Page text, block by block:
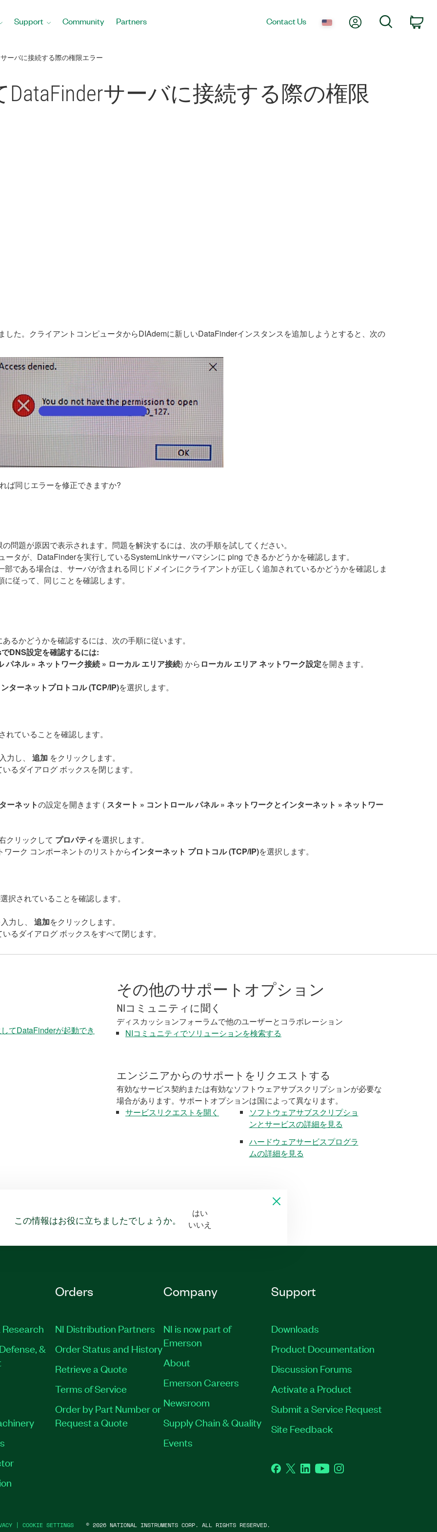
Support Community Partners Contact Us My AccountSearch
ーバに接続する際の権限エラー
DataFinderサーバに接続する際の権限
た。クライアントコンピュータからDIAdemに新しいDataFinderインスタンスを追加しようとすると、次の
ば同じエラーを修正できますか?
問題が原因で表示されます。問題を解決するには、次の手順を試してください。
タが、DataFinderを実行しているSystemLinkサーバマシンに ping できるかどうかを確認します。
である場合は、サーバが含まれる同じドメインにクライアントが正しく追加されているかどうかを確認しま
従って、同じことを確認します。
るかどうかを確認するには、次の手順に従います。
DNS設定を確認するには:
パネル » ネットワーク接続 » ローカル エリア接続) から ローカル エリア ネットワーク設定を開きます。
ターネットプロトコル (TCP/IP)を選択します。
れていることを確認します。
力し、 追加 をクリックします。
るダイアログ ボックスを閉じます。
ーネットの設定を開きます ( スタート » コントロール パネル » ネットワークとインターネット » ネットワー
クリックして プロパティを選択します。
ーク コンポーネントのリストからインターネット プロトコル (TCP/IP)を選択します。
択されていることを確認します。
力し、 追加をクリックします。
るダイアログ ボックスをすべて閉じます。
てDataFinderが起動でき
その他のサポートオプション
NIコミュニティに聞く
ディスカッションフォーラムで他のユーザーとコラボレーション
NIコミュニティでソリューションを検索する
エンジニアからのサポートをリクエストする
有効なサービス契約または有効なソフトウェアサブスクリプションが必要な
場合があります。サポートオプションは国によって異なります。
サービスリクエストを開く
ソフトウェアサブスクリプショ
ンとサービスの詳細を見る
ハードウェアサービスプログラ
ムの詳細を見る
この情報はお役に立ちましたでしょうか。
はい
いいえ
&
Orders
NI Distribution Partners
Order Status and History
Retrieve a Quote
Terms of Service
Order by Part Number or
Request a Quote
Company
NI is now part of
Emerson
About
Emerson Careers
Newsroom
Supply Chain & Quality
Events
Support
Downloads
Product Documentation
Discussion Forums
Activate a Product
Submit a Service Request
Site Feedback
Facebook
TwitterLinkedInYouTubeInstagram
| COOKIE SETTINGS © 2026 NATIONAL INSTRUMENTS CORP. ALL RIGHTS RESERVED.